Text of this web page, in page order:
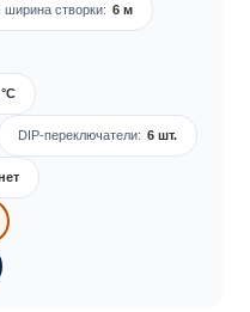
ширина створки: 6 м
DIP-переключатели: 6 шт.